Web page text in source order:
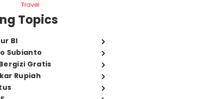
Travel
Topics
BI
Subianto
Gratis
Rupiah